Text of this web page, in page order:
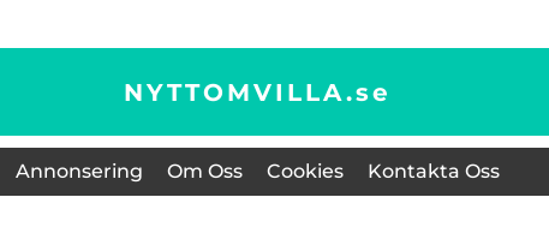
NYTTOMVILLA.se
Annonsering Om Oss Cookies Kontakta Oss